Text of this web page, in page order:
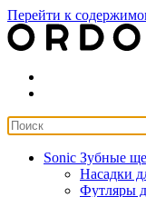
Перейти к
Sonic Зубные
Насадки
Футляры